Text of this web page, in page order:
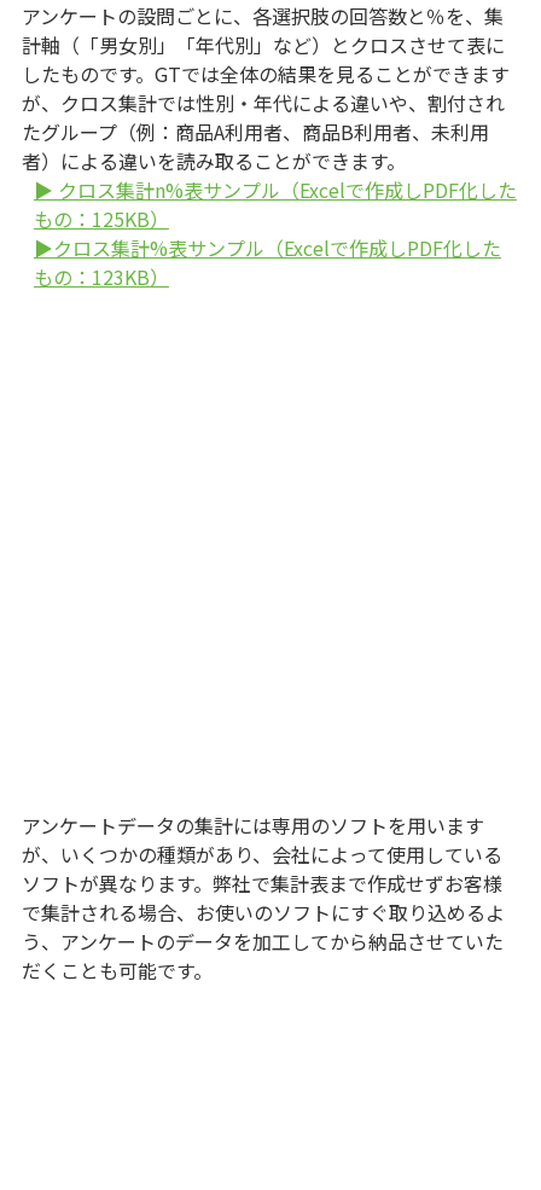
アンケートの設問ごとに、各選択肢の回答数と％を、集
計軸（「男女別」「年代別」など）とクロスさせて表に
したものです。GTでは全体の結果を見ることができます
が、クロス集計では性別・年代による違いや、割付され
たグループ（例：商品A利用者、商品B利用者、未利用
者）による違いを読み取ることができます。
▶ クロス集計n%表サンプル（Excelで作成しPDF化した
もの：125KB）
▶クロス集計%表サンプル（Excelで作成しPDF化した
もの：123KB）
アンケートデータの集計には専用のソフトを用います
が、いくつかの種類があり、会社によって使用している
ソフトが異なります。弊社で集計表まで作成せずお客様
で集計される場合、お使いのソフトにすぐ取り込めるよ
う、アンケートのデータを加工してから納品させていた
だくことも可能です。